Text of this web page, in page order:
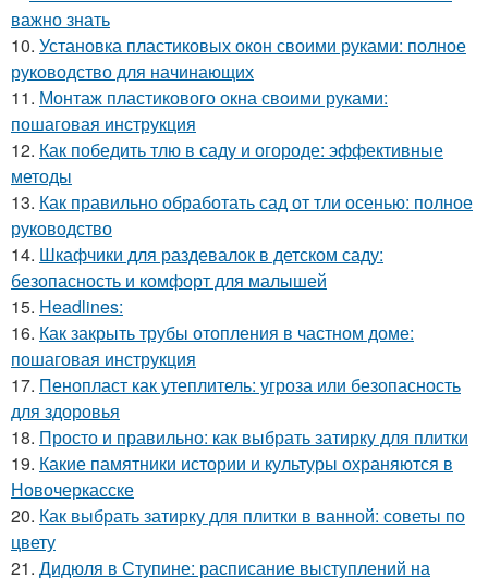
важно знать
10. Установка пластиковых окон своими руками: полное
руководство для начинающих
11. Монтаж пластикового окна своими руками:
пошаговая инструкция
12. Как победить тлю в саду и огороде: эффективные
методы
13. Как правильно обработать сад от тли осенью: полное
руководство
14. Шкафчики для раздевалок в детском саду:
безопасность и комфорт для малышей
15. Headlines:
16. Как закрыть трубы отопления в частном доме:
пошаговая инструкция
17. Пенопласт как утеплитель: угроза или безопасность
для здоровья
18. Просто и правильно: как выбрать затирку для плитки
19. Какие памятники истории и культуры охраняются в
Новочеркасске
20. Как выбрать затирку для плитки в ванной: советы по
цвету
21. Дидюля в Ступине: расписание выступлений на